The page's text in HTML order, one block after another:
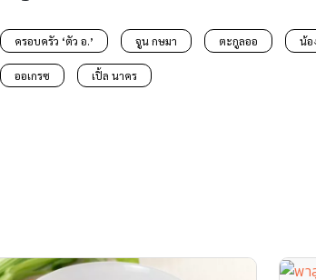
ครอบครัว ‘ตัว อ.’ จูน กษมา ตะกูลออ น้อ
ออเกรซ เปิ้ล นาคร